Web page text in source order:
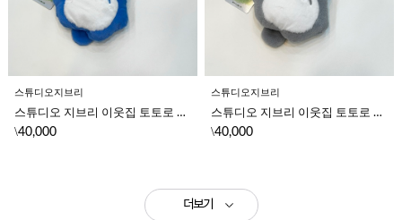
스튜디오지브리
스튜디오 지브리 이웃집 토토로 캐릭터 넥 파우치 크로스백 (츄토토로)
\40,000
스튜디오지브리
스튜디오 지브리 이웃집 토토로 캐릭터 넥 파우치 크로스백 (오오토토로)
\40,000
더보기